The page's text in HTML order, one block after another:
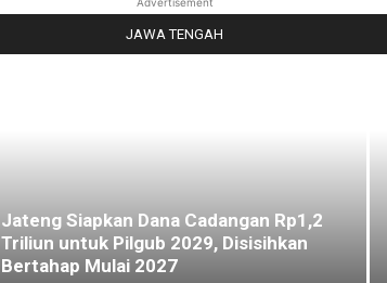
JAWA TENGAH
Jateng Siapkan Dana Cadangan Rp1,2
Triliun untuk Pilgub 2029, Disisihkan
Bertahap Mulai 2027